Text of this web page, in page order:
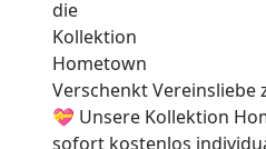
Verschenkt
💝 Unsere Kollektion
sofort kostenlos